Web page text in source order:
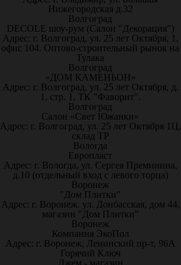
Нижегородская д.32
Волгоград
DECOLE шоу-рум (Салон "Декорация")
Адрес: г. Волгоград, ул. 25 лет Октября, 1,
офис 104. Оптово-строительный рынок на
Тулака
Волгоград
«ДОМ КАМЕНЬОН»
Адрес: г. Волгоград, ул. 25 лет Октября, д.
1, стр. 1, ТК "Фаворит".
Волгоград
Салон «Свет Южанки»
Адрес: г. Волгоград, ул. 25 лет Октября 1Ц,
склад ТР
Вологда
Европласт
Адрес: г. Вологда, ул. Сергея Преминина,
д.10 (отдельный вход с левого торца)
Воронеж
"Дом Плитки"
Адрес: г. Воронеж. ул. Донбасская, дом 44,
магазин "Дом Плитки"
Воронеж
Компания ЭкоПол
Адрес: г. Воронеж, Ленинский пр-т, 96А
Горячий Ключ
Джем - магазин